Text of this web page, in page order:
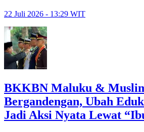
22 Juli 2026 - 13:29 WIT
BKKBN Maluku &
Bergandengan, Ubah
Jadi Aksi Nyata Lewat